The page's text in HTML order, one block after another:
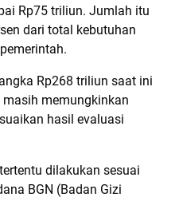
Rp75 triliun. Jumlah itu
dari total kebutuhan
Rp268 triliun saat ini
memungkinkan
hasil evaluasi
dilakukan sesuai
BGN (Badan Gizi